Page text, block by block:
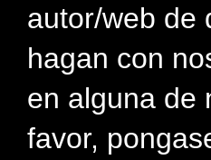
autor/web de
hagan con
en alguna de
favor,